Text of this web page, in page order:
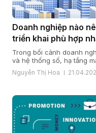
Doanh nghiệp nào
triển khai phù hợp
Trong bối cảnh doanh
và hệ thống số, hạ tầng
quả vận hành và năng
nhánh gia tăng và yêu
Nguyễn Thị Hoa